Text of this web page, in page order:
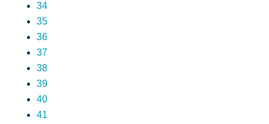
34
35
36
37
38
39
40
41